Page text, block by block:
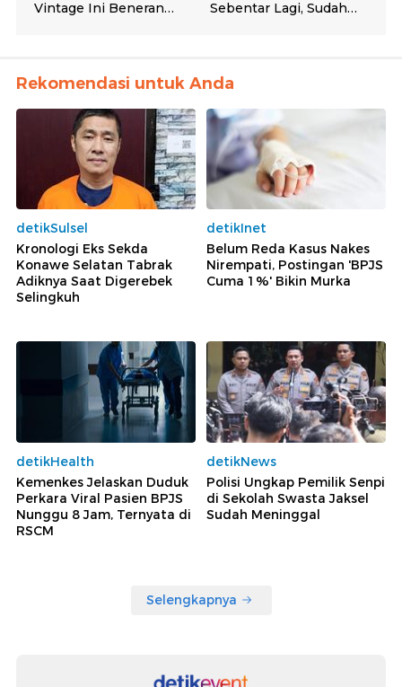
Rekomendasi untuk Anda
detikSulsel
Kronologi Eks Sekda
Konawe Selatan Tabrak
Adiknya Saat Digerebek
Selingkuh
detikInet
Belum Reda Kasus Nakes
Nirempati, Postingan 'BPJS
Cuma 1%' Bikin Murka
detikHealth
Kemenkes Jelaskan Duduk
Perkara Viral Pasien BPJS
Nunggu 8 Jam, Ternyata di
RSCM
detikNews
Polisi Ungkap Pemilik Senpi
di Sekolah Swasta Jaksel
Sudah Meninggal
Selengkapnya